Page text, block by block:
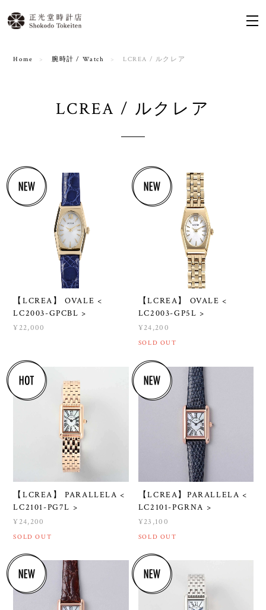
Home 腕時計 / Watch LCREA / ルクレア
LCREA / ルクレア
【LCREA】 OVALE <
LC2003-GPCBL >
¥22,000
【LCREA】 OVALE <
LC2003-GP5L >
¥24,200
SOLD OUT
【LCREA】 PARALLELA <
LC2101-PG7L >
¥24,200
SOLD OUT
【LCREA】PARALLELA <
LC2101-PGRNA >
¥23,100
SOLD OUT